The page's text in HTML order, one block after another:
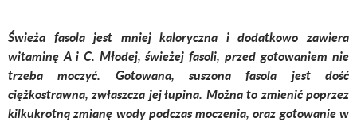
Świeża fasola jest mniej kaloryczna i dodatkowo zawiera
witaminę A i C. Młodej, świeżej fasoli, przed gotowaniem nie
trzeba moczyć. Gotowana, suszona fasola jest dość
ciężkostrawna, zwłaszcza jej łupina. Można to zmienić poprzez
kilkukrotną zmianę wody podczas moczenia, oraz gotowanie w